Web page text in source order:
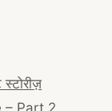
स्टोरीज़
– Part 2